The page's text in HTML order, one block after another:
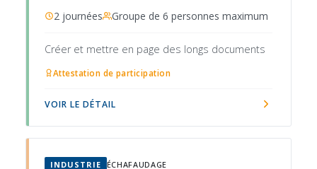
2 journées Groupe de 6 personnes maximum
Créer et mettre en page des longs documents
Attestation de participation
VOIR LE DÉTAIL
INDUSTRIE ÉCHAFAUDAGE